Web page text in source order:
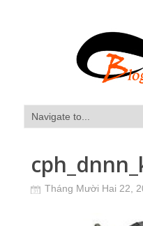
Tháng Mười Hai 22,